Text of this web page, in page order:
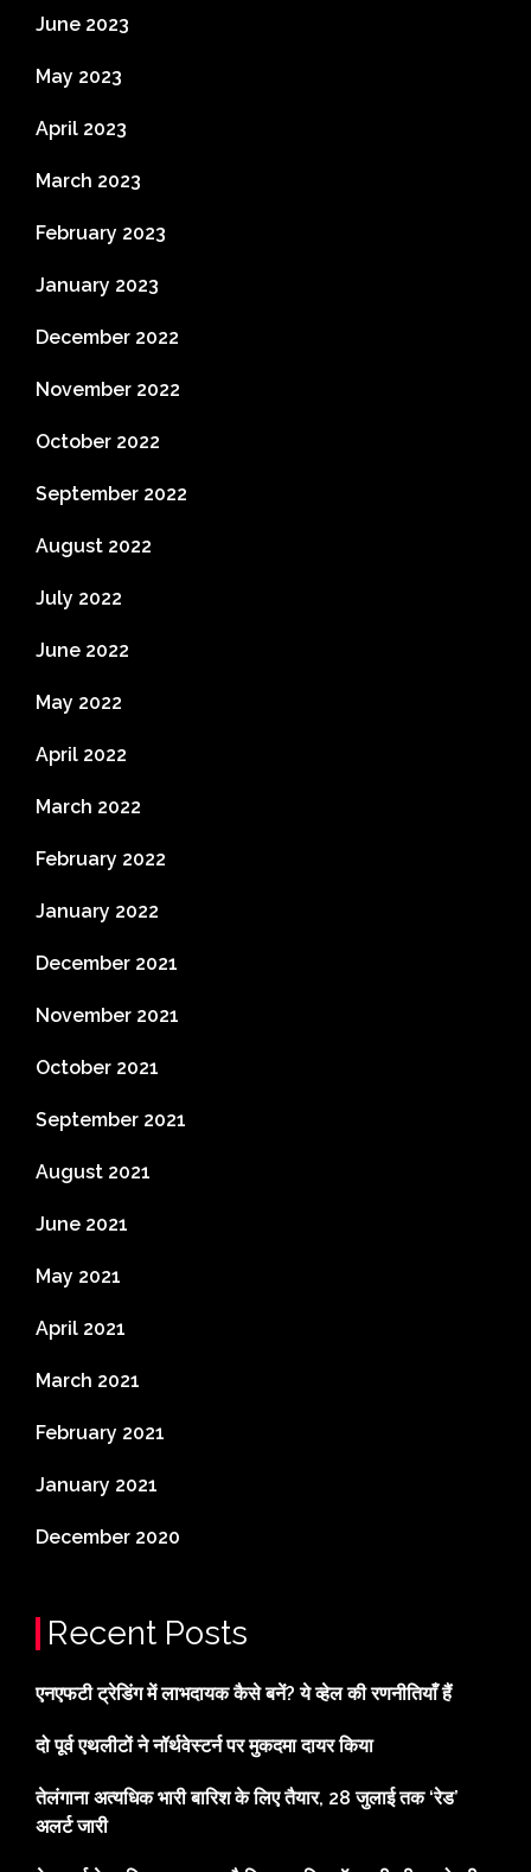
June 2023
May 2023
April 2023
March 2023
February 2023
January 2023
December 2022
November 2022
October 2022
September 2022
August 2022
July 2022
June 2022
May 2022
April 2022
March 2022
February 2022
January 2022
December 2021
November 2021
October 2021
September 2021
August 2021
June 2021
May 2021
April 2021
March 2021
February 2021
January 2021
December 2020
Recent Posts
एनएफटी ट्रेडिंग में लाभदायक कैसे बनें? ये व्हेल की रणनीतियाँ हैं
दो पूर्व एथलीटों ने नॉर्थवेस्टर्न पर मुकदमा दायर किया
तेलंगाना अत्यधिक भारी बारिश के लिए तैयार, 28 जुलाई तक ‘रेड’
अलर्ट जारी